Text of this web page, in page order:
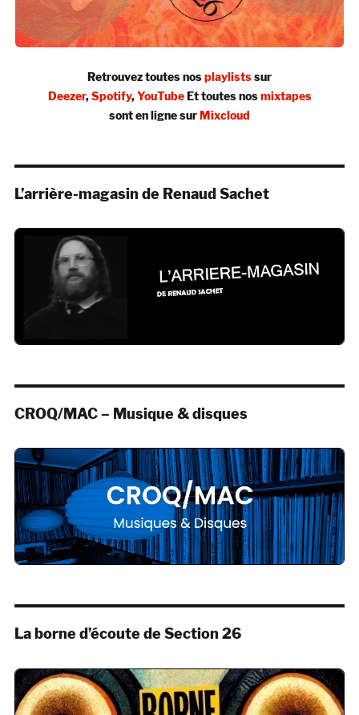
Retrouvez toutes nosplaylistssur
Deezer,Spotify,YouTubeEt toutes nosmixtapes
sont en ligne surMixcloud
L’arrière-magasin de Renaud Sachet
CROQ/MAC – Musique & disques
La borne d’écoute de Section 26